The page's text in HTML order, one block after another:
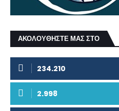
ΑΚΟΛΟΥΘΗΣΤΕ ΜΑΣ ΣΤΟ
234.210
2.998